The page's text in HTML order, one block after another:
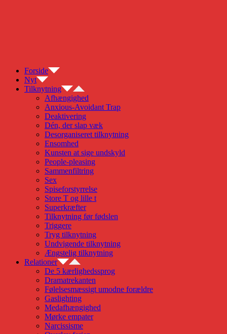
Forside
Nyt
Tilknytning
Afhængighed
Anxious-Avoidant Trap
Deaktivering
Dén, der slap væk
Desorganiseret tilknytning
Ensomhed
Kunsten at sige undskyld
People-pleasing
Sammenfiltring
Sex
Spiseforstyrrelse
Store T og lille t
Superkræfter
Tilknytning før fødslen
Triggere
Tryg tilknytning
Undvigende tilknytning
Ængstelig tilknytning
Relationer
De 5 kærlighedssprog
Dramatrekanten
Følelsesmæssigt umodne forældre
Gaslighting
Medafhængighed
Mørke empater
Narcissisme